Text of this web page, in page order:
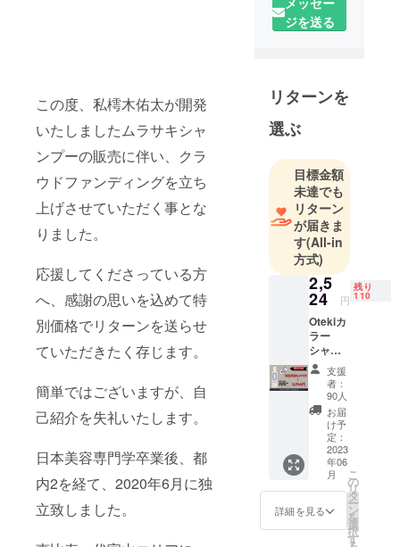
この度、私樗木佑太が開発
いたしましたムラサキシャ
ンプーの販売に伴い、クラ
ウドファンディングを立ち
上げさせていただく事とな
りました。
応援してくださっている方
へ、感謝の思いを込めて特
別価格でリターンを送らせ
ていただきたく存じます。
簡単ではございますが、自
己紹介を失礼いたします。
日本美容専門学卒業後、都
内2を経て、2020年6月に独
立致しました。
ジを送る
リターンを
選ぶ
目標金額
未達でも
リターン
が届きま
す(All-in
方式)
2,5
24 円
残り
110
Otekiカ
ラー
シャン
プー
（ムラ
シャ
ン）：
通常価
格２,９
７０円
の１
５％OF
F
支援
者：
90人
お届
け予
定：
2023
年06
月
詳細を見る
こ
の
リ
タ
ー
ン
を
選
択
す